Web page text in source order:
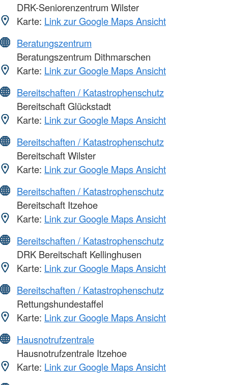
DRK-Seniorenzentrum Wilster
Karte: Link zur Google Maps Ansicht
Beratungszentrum
Beratungszentrum Dithmarschen
Karte: Link zur Google Maps Ansicht
Bereitschaften / Katastrophenschutz
Bereitschaft Glückstadt
Karte: Link zur Google Maps Ansicht
Bereitschaften / Katastrophenschutz
Bereitschaft Wilster
Karte: Link zur Google Maps Ansicht
Bereitschaften / Katastrophenschutz
Bereitschaft Itzehoe
Karte: Link zur Google Maps Ansicht
Bereitschaften / Katastrophenschutz
DRK Bereitschaft Kellinghusen
Karte: Link zur Google Maps Ansicht
Bereitschaften / Katastrophenschutz
Rettungshundestaffel
Karte: Link zur Google Maps Ansicht
Hausnotrufzentrale
Hausnotrufzentrale Itzehoe
Karte: Link zur Google Maps Ansicht